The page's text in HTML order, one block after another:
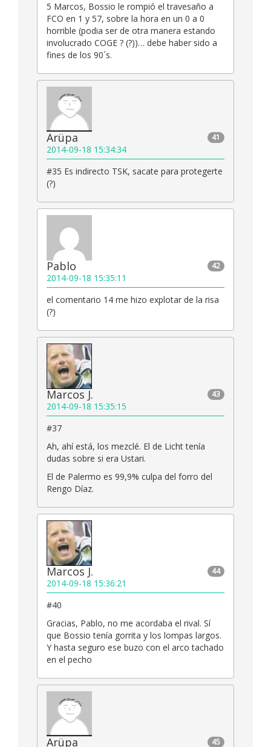
5 Marcos, Bossio le rompió el travesaño a
FCO en 1 y 57, sobre la hora en un 0 a 0
horrible (podia ser de otra manera estando
involucrado COGE ? (?))… debe haber sido a
fines de los 90´s.
41
Arüpa
2014-09-18 15:34:34
#35 Es indirecto TSK, sacate para protegerte
(?)
42
Pablo
2014-09-18 15:35:11
el comentario 14 me hizo explotar de la risa
(?)
43
Marcos J.
2014-09-18 15:35:15
#37
Ah, ahí está, los mezclé. El de Licht tenía
dudas sobre si era Ustari.
El de Palermo es 99,9% culpa del forro del
Rengo Díaz.
44
Marcos J.
2014-09-18 15:36:21
#40
Gracias, Pablo, no me acordaba el rival. Sí
que Bossio tenía gorrita y los lompas largos.
Y hasta seguro ese buzo con el arco tachado
en el pecho
45
Arüpa